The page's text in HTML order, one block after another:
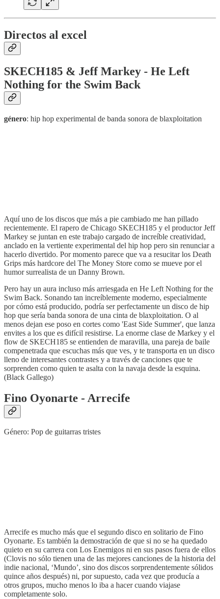
Directos al excel
SKECH185 & Jeff Markey - He Left
Nothing for the Swim Back
género: hip hop experimental de banda sonora de blaxploitation
Aquí uno de los discos que más a pie cambiado me han pillado
recientemente. El rapero de Chicago SKECH185 y el productor Jeff
Markey se juntan en este trabajo cargado de increíble creatividad,
anclado en la vertiente experimental del hip hop pero sin renunciar a
hacerlo divertido. Por momento parece que va a resucitar los Death
Grips más hardcore del The Money Store como se mueve por el
humor surrealista de un Danny Brown.
Pero hay un aura incluso más arriesgada en He Left Nothing for the
Swim Back. Sonando tan increíblemente moderno, especialmente
por cómo está producido, podría ser perfectamente un disco de hip
hop que sería banda sonora de una cinta de blaxploitation. O al
menos dejan ese poso en cortes como 'East Side Summer', que lanza
envites a los que es difícil resistirse. La enorme clase de Markey y el
flow de SKECH185 se entienden de maravilla, una pareja de baile
compenetrada que escuchas más que ves, y te transporta en un disco
lleno de interesantes contrastes y a través de canciones que te
sorprenden como quien te asalta con la navaja desde la esquina.
(Black Gallego)
Fino Oyonarte - Arrecife
Género: Pop de guitarras tristes
Arrecife es mucho más que el segundo disco en solitario de Fino
Oyonarte. Es también la demostración de que si no se ha quedado
quieto en su carrera con Los Enemigos ni en sus pasos fuera de ellos
(Clovis no sólo tienen una de las mejores canciones de la historia del
indie nacional, ‘Mundo’, sino dos discos sorprendentemente sólidos
quince años después) ni, por supuesto, cada vez que producía a
otros grupos, mucho menos lo iba a hacer cuando viajase
completamente solo.